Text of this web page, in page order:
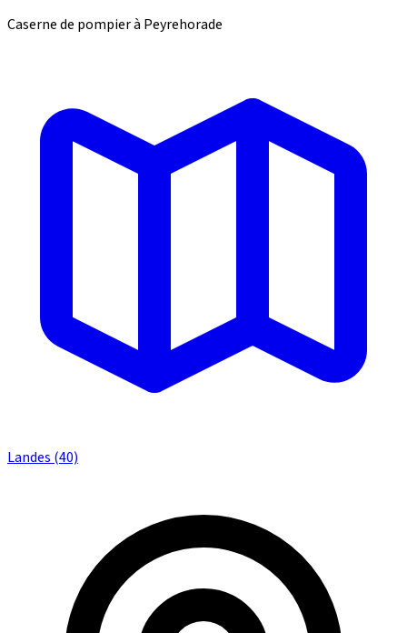
Caserne de pompier à Peyrehorade
Landes (40)